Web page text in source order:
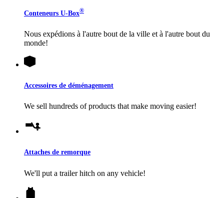
Conteneurs U-Box®
Nous expédions à l'autre bout de la ville et à l'autre bout du
monde!
Accessoires de déménagement
We sell hundreds of products that make moving easier!
Attaches de remorque
We'll put a trailer hitch on any vehicle!